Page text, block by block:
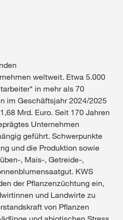
weltweit. Etwa 5.000
in mehr als 70
im Geschäftsjahr 2024/2025
Mrd. Euro. Seit 170 Jahren
Unternehmen
geführt. Schwerpunkte
und die Produktion sowie
, Mais-, Getreide-,
KWS
der Pflanzenzüchtung ein,
und Landwirte zu
von Pflanzen